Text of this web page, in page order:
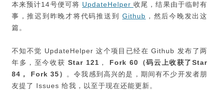
本来预计14号便可将 UpdateHelper收尾，结果由于临时有
事，推迟到昨晚才将代码推送到Github ，然后今晚发出这
篇。
不知不觉 UpdateHelper 这个项目已经在 Github 发布了两
年多，至今收获 Star 121 ， Fork 60（码云上收获了Star
84， Fork 35）
。令我感到高兴的是，期间有不少开发者朋
友提了 Issues 给我，以至于现在还能更新。